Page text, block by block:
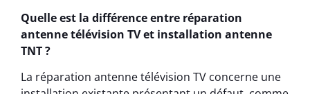
Quelle est la différence entre réparation
antenne télévision TV et installation antenne
TNT ?
La réparation antenne télévision TV concerne une